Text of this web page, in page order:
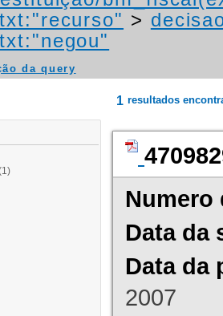
>
da query
1 resultados
Numero
Data da
Data da
2007